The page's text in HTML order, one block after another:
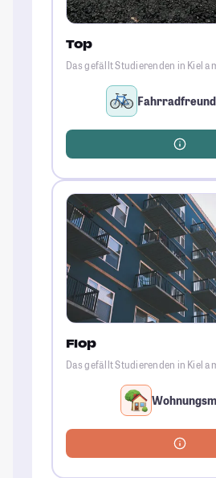
Top
Das gefällt Studierenden in Kiel
Flop
Das gefällt Studierenden in Kiel